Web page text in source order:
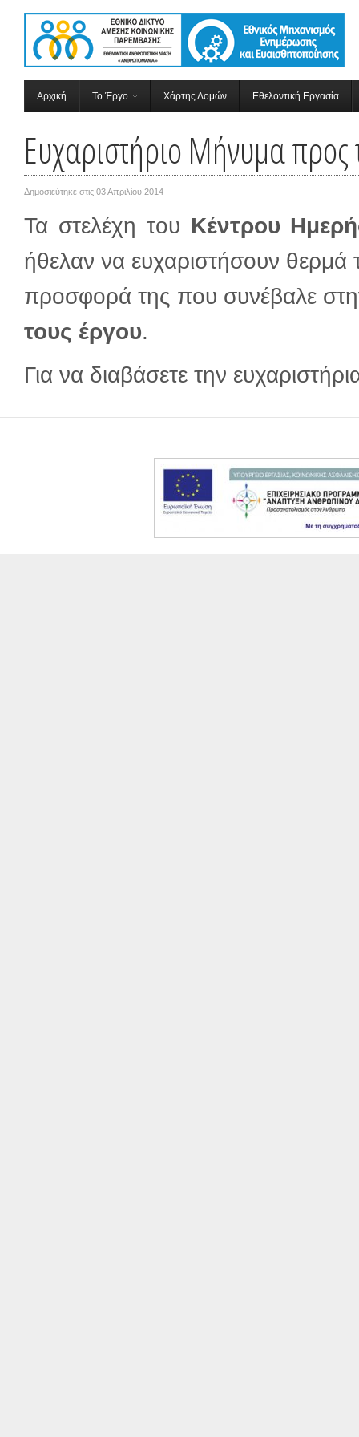
Αρχική Το Έργο Χάρτης Δομών Εθελοντική Εργασία
Ευχαριστήριο Μήνυμα προς
Δημοσιεύτηκε στις 03 Απριλίου 2014
Τα στελέχη του Κέντρου
ήθελαν να ευχαριστήσουν θερμά
προσφορά της που συνέβαλε
τους έργου.
Για να διαβάσετε την